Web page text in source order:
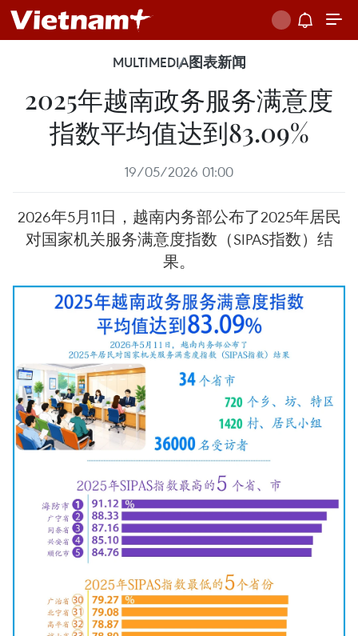
MULTIMEDIA图表新闻
2025年越南政务服务满意度
指数平均值达到83.09%
19/05/2026 01:00
2026年5月11日，越南内务部公布了2025年居民
对国家机关服务满意度指数（SIPAS指数）结
果。